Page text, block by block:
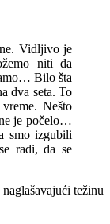
Vidljivo je
niti da
Bilo šta
dva seta. To
Nešto
je počelo…
smo izgubili
radi, da se
težinu